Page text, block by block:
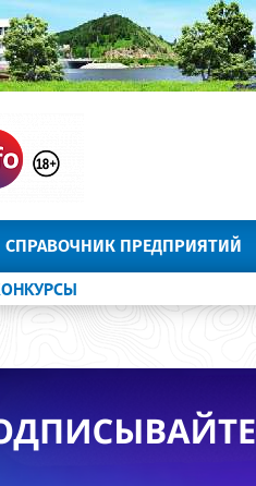
СПРАВОЧНИК ПРЕДПРИЯТИЙ